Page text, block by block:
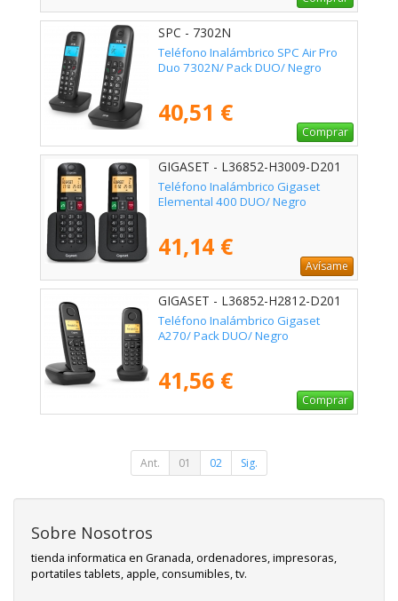
SPC - 7302N
Teléfono Inalámbrico SPC Air Pro
Duo 7302N/ Pack DUO/ Negro
40,51 €
Comprar
GIGASET - L36852-H3009-D201
Teléfono Inalámbrico Gigaset
Elemental 400 DUO/ Negro
41,14 €
Avísame
GIGASET - L36852-H2812-D201
Teléfono Inalámbrico Gigaset
A270/ Pack DUO/ Negro
41,56 €
Comprar
Ant. 01 02 Sig.
Sobre Nosotros
tienda informatica en Granada, ordenadores, impresoras,
portatiles tablets, apple, consumibles, tv.